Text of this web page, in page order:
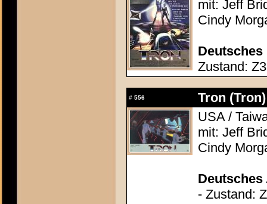
mit: Jeff
Cindy
Deutsches
Zustand:
# 556
Tron (Tron)
USA /
mit: Jeff
Cindy
Deutsches
- Zustand: